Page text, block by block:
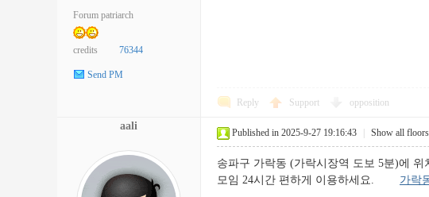
Forum patriarch
credits 76344
Send PM
Reply Support opposition
aali
Published in 2025-9-27 19:16:43 Show all floors
송파구 가락동 (가락시장역 도보 5분)에
모임 24시간 편하게 이용하세요. 가락